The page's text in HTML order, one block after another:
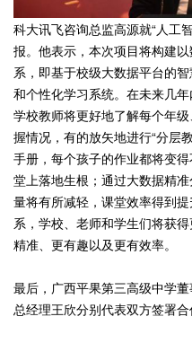
科大讯飞咨询总监高源就“人工
报。他表示，本次项目将构建
系，即基于校级大数据平台的
和个性化学习系统。在未来几
学校教师将更好地了解每个年
握情况，有的放矢地进行“分层
手册，每个孩子的作业都将变
堂上落地生根；通过大数据精
量将有所减轻，课堂效率得到
系，学校、老师和学生们将获
精准、更有趣以及更有效率。
最后，广西平果第三高级中学
总经理王欣分别代表双方签署合